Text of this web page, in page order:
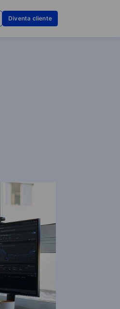
Diventa cliente